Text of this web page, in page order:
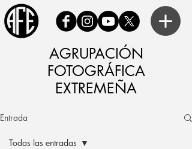
AGRUPACIÓN
FOTOGRÁFICA
EXTREMEÑA
Entrada
Todas las entradas